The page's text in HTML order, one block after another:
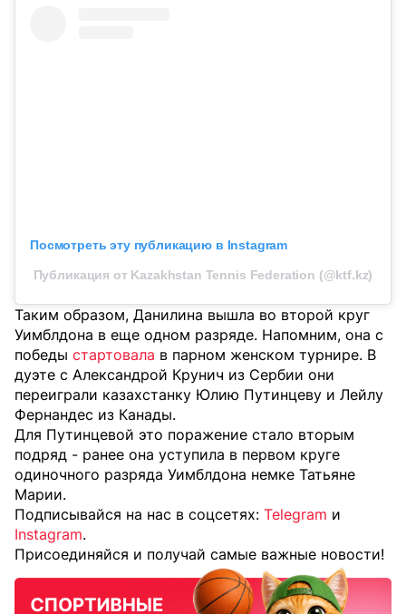
Посмотреть эту публикацию в Instagram
Публикация от Kazakhstan Tennis Federation (@ktf.kz)
Таким образом, Данилина вышла во второй круг
Уимблдона в еще одном разряде. Напомним, она с
победы стартовала в парном женском турнире. В
дуэте с Александрой Крунич из Сербии они
переиграли казахстанку Юлию Путинцеву и Лейлу
Фернандес из Канады.
Для Путинцевой это поражение стало вторым
подряд - ранее она уступила в первом круге
одиночного разряда Уимблдона немке Татьяне
Марии.
Подписывайся на нас в соцсетях: Telegram и
Instagram.
Присоединяйся и получай самые важные новости!